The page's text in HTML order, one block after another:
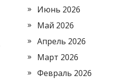
Июнь 2026
Май 2026
Апрель 2026
Март 2026
Февраль 2026